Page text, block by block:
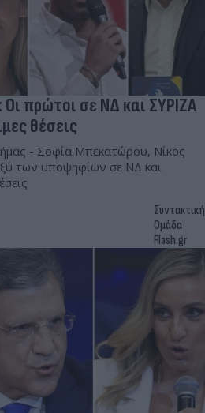
πρώτοι σε ΝΔ και ΣΥΡΙΖΑ
θέσεις
- Σοφία Μπεκατώρου, Νίκος
των υποψηφίων σε ΝΔ και
Συντακτική
Ομάδα
Flash.gr